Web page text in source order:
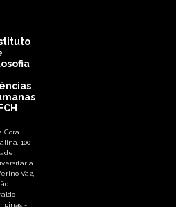
Cora
100 -
Vaz,
-